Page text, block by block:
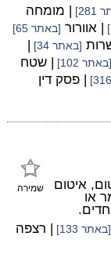
| מומחה
| אוורור [באתר 65]
[באתר 34]
|
[באתר 102] | שטח
| פסק דין
שמירה
איטום
או
[באתר 133] | רצפה